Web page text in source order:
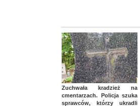
Zuchwała kradzież na
cmentarzach. Policja szuka
sprawców, którzy ukradli